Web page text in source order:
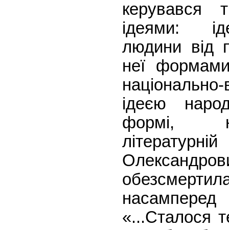
керувався
ідеями:
людини від
неї
ідеєю
формі,
«...Сталося